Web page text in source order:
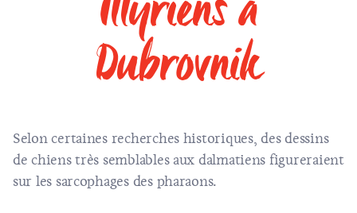
Dubrovnik
Selon certaines recherches historiques, des dessins
de chiens très semblables aux dalmatiens figureraient
sur les sarcophages des pharaons.